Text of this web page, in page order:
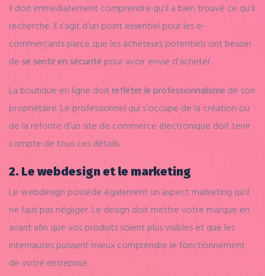
il doit immédiatement comprendre qu’il a bien trouvé ce qu’il
recherche. Il s’agit d’un point essentiel pour les e-
commerçants parce que les acheteurs potentiels ont besoin
de se sentir en sécurité pour avoir envie d’acheter.
La boutique en ligne doitrefléter le professionnalisme de son
propriétaire. Le professionnel qui s’occupe de la création ou
de la refonte d’un site de commerce électronique doit tenir
compte de tous ces détails.
2. Le webdesign et le marketing
Le webdesign possède également un aspect marketing qu’il
ne faut pas négliger. Le design doit mettre votre marque en
avant afin que vos produits soient plus visibles et que les
internautes puissent mieux comprendre le fonctionnement
de votre entreprise.